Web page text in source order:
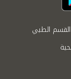
القسم الطبي